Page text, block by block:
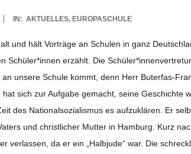
IN: AKTUELLES, EUROPASCHULE
und hält Vor­träge an Schu­len in ganz
Schüler*innen erzählt. Die
unsere Schule kommt, denn Herr Buter­­fas-
sich zur Auf­gabe gemacht, seine Geschichte
des Natio­nal­so­zia­lis­mus es auf­zu­klä­ren. Er
und christ­li­cher Mut­ter in Ham­burg. Kurz
ver­las­sen, da er ein „Halb­jude“ war. Die